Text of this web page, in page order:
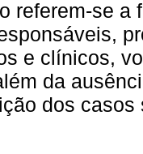
referem-se a
e clínicos,
da
dos